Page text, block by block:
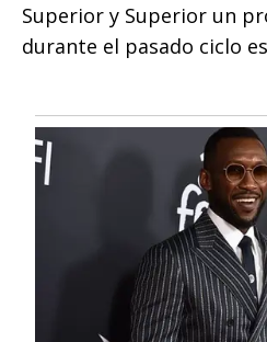
Superior y Superior un
durante el pasado ciclo